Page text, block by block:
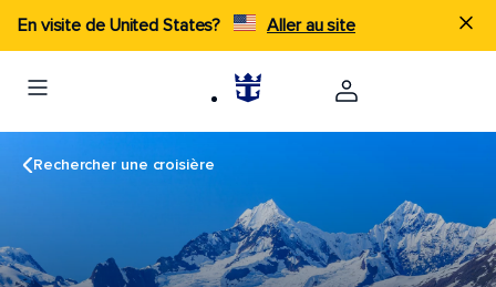
En visite de United States? Aller au site
Rechercher une croisière